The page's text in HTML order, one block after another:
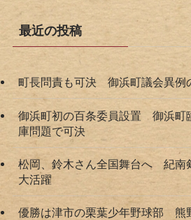
最近の投稿
町長問責も可決 御浜町議会異例
御浜町初の百条委員設置 御浜町
庫問題で可決
松岡、鈴木さん全国舞台へ 紀南
大活躍
優勝は津市の栗葉少年野球部